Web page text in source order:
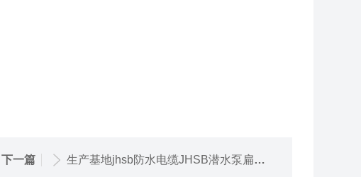
下一篇 生产基地jhsb防水电缆JHSB潜水泵扁电缆